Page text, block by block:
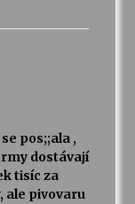
pos;;ala ,
dostávají
tisíc za
ale pivovaru